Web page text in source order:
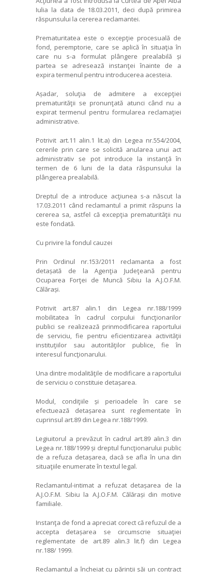
Iulia la data de 18.03.2011, deci după primirea
răspunsului la cererea reclamantei.
Prematuritatea este o excepţie procesuală de
fond, peremptorie, care se aplică în situaţia în
care nu s-a formulat plângere prealabilă și
partea se adresează instanţei înainte de a
expira termenul pentru introducerea acesteia.
Așadar, soluţia de admitere a excepţiei
prematurităţii se pronunţată atunci când nu a
expirat termenul pentru formularea reclamaţiei
administrative.
Potrivit art.11 alin.1 lit.a) din Legea nr.554/2004,
cererile prin care se solicită anularea unui act
administrativ se pot introduce la instanţă în
termen de 6 luni de la data răspunsului la
plângerea prealabilă.
Dreptul de a introduce acţiunea s-a născut la
17.03.2011 când reclamantul a primit răspuns la
cererea sa, astfel că excepţia prematurităţii nu
este fondată.
Cu privire la fondul cauzei
Prin Ordinul nr.153/2011 reclamanta a fost
detașată de la Agenţia Judeţeană pentru
Ocuparea Forţei de Muncă Sibiu la A.J.O.F.M.
Călărași.
Potrivit art.87 alin.1 din Legea nr.188/1999
mobilitatea în cadrul corpului funcţionarilor
publici se realizează prinmodificarea raportului
de serviciu, fie pentru eficientizarea activităţii
instituţiilor sau autorităţilor publice, fie în
interesul funcţionarului.
Una dintre modalităţile de modificare a raportului
de serviciu o constituie detașarea.
Modul, condiţiile și perioadele în care se
efectuează detașarea sunt reglementate în
cuprinsul art.89 din Legea nr.188/1999.
Legiuitorul a prevăzut în cadrul art.89 alin.3 din
Legea nr.188/1999 și dreptul funcţionarului public
de a refuza detașarea, dacă se afla în una din
situaţiile enumerate în textul legal.
Reclamantul-intimat a refuzat detașarea de la
A.J.O.F.M. Sibiu la A.J.O.F.M. Călărași din motive
familiale.
Instanţa de fond a apreciat corect că refuzul de a
accepta detașarea se circumscrie situaţiei
reglementate de art.89 alin.3 lit.f) din Legea
nr.188/ 1999.
Reclamantul a încheiat cu părinţii săi un contract